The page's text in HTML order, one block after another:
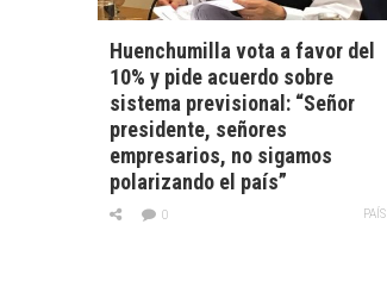
Huenchumilla vota a favor del
10% y pide acuerdo sobre
sistema previsional: “Señor
presidente, señores
empresarios, no sigamos
polarizando el país”
PAÍS
0